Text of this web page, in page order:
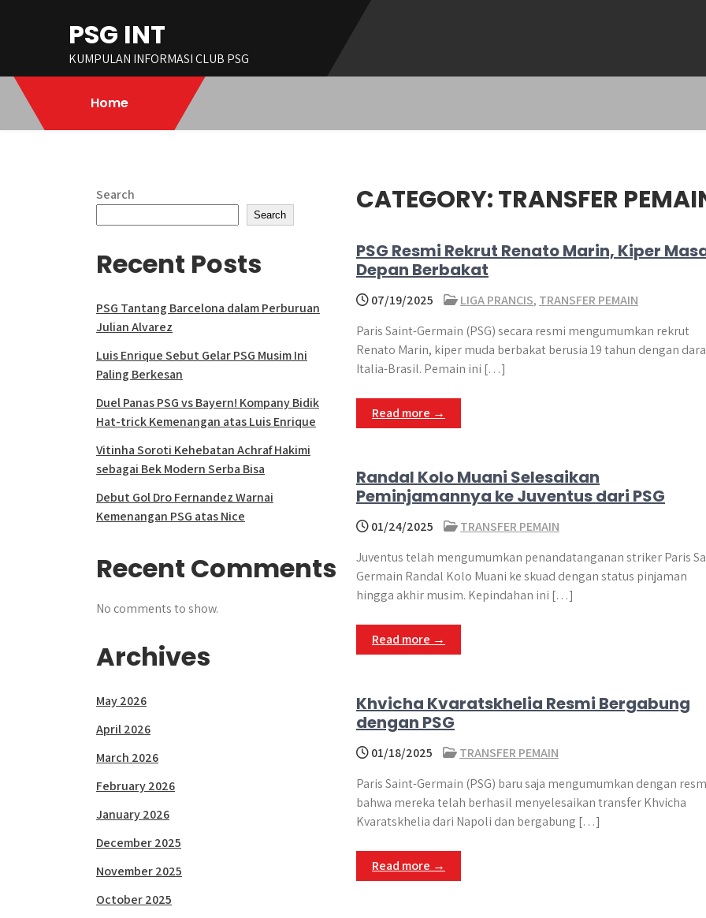
PSG INT
KUMPULAN INFORMASI CLUB PSG
Home
CATEGORY:TRANSFER
PSG Resmi Rekrut Renato Marin, Kiper
Depan Berbakat
07/19/2025 LIGA PRANCIS, TRANSFER PEMAIN
Paris Saint-Germain (PSG) secara resmi mengumumkan rekrut
Renato Marin, kiper muda berbakat berusia 19 tahun dengan
Italia-Brasil. Pemain ini […]
Read more →
Randal Kolo Muani Selesaikan
Peminjamannya ke Juventus dari PSG
01/24/2025
TRANSFER PEMAIN
Juventus telah mengumumkan penandatanganan striker Paris
Germain Randal Kolo Muani ke skuad dengan status pinjaman
hingga akhir musim. Kepindahan ini […]
Read more →
Khvicha Kvaratskhelia Resmi Bergabung
dengan PSG
01/18/2025
TRANSFER PEMAIN
Paris Saint-Germain (PSG) baru saja mengumumkan dengan
bahwa mereka telah berhasil menyelesaikan transfer Khvicha
Kvaratskhelia dari Napoli dan bergabung […]
Read more →
Search
Search
Recent Posts
PSG Tantang Barcelona dalam Perburuan
Julian Alvarez
Luis Enrique Sebut Gelar PSG Musim Ini
Paling Berkesan
Duel Panas PSG vs Bayern! Kompany Bidik
Hat-trick Kemenangan atas Luis Enrique
Vitinha Soroti Kehebatan Achraf Hakimi
sebagai Bek Modern Serba Bisa
Debut Gol Dro Fernandez Warnai
Kemenangan PSG atas Nice
Recent Comments
No comments to show.
Archives
May 2026
April 2026
March 2026
February 2026
January 2026
December 2025
November 2025
October 2025